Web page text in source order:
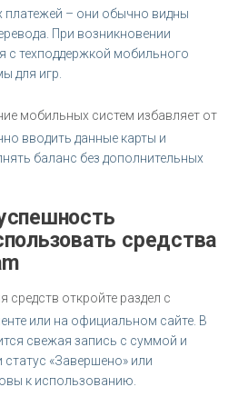
– они обычно видны
При возникновении
с техподдержкой мобильного
для игр.
мобильных систем избавляет от
вводить данные карты и
баланс без дополнительных
средства
средств откройте раздел с
или на официальном сайте. В
свежая запись с суммой и
«Завершено» или
к использованию.